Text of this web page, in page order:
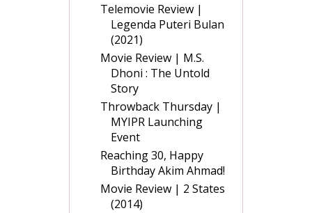
Telemovie Review |
Legenda Puteri Bulan
(2021)
Movie Review | M.S.
Dhoni : The Untold
Story
Throwback Thursday |
MYIPR Launching
Event
Reaching 30, Happy
Birthday Akim Ahmad!
Movie Review | 2 States
(2014)